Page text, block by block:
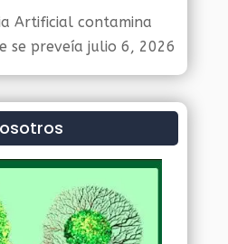
Artificial contamina
se preveía julio 6, 2026